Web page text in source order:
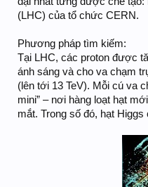
(LHC) của tổ chức CERN.
Phương pháp tìm kiếm:
Tại LHC, các proton được
ánh sáng và cho va chạm
(lên tới 13 TeV). Mỗi cú va
mini” – nơi hàng loạt hạt
mắt. Trong số đó, hạt